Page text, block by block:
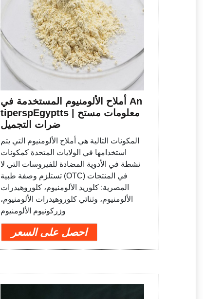
أملاح الألومنيوم المستخدمة في An
tiperspEgyptts | معلومات مستح
ضرات التجميل
المكونات التالية هي أملاح الألومنيوم التي يتم
استخدامها في الولايات المتحدة كمكونات
نشطة في الأدوية المضادة للفيروسات التي لا
تستلزم وصفة طبية (OTC) في المنتجات
المصرية: كلوريد الألومنيوم، كلوروهيدرات
الألومنيوم، وثنائي كلوروهيدرات الألومنيوم،
وزركونيوم الألومنيوم
احصل على السعر